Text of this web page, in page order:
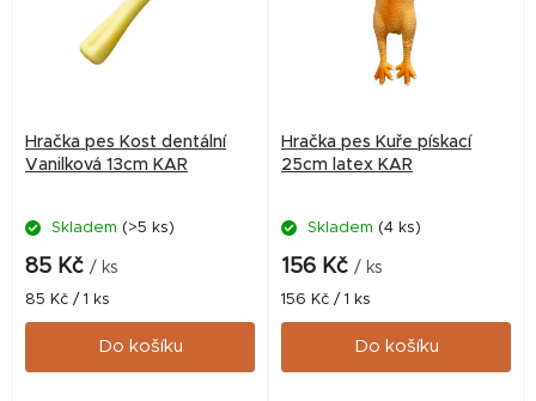
o
Hračka pes Kost dentální
Vanilková 13cm KAR
Skladem (>5 ks)
85 Kč / ks
Měrná
cena:
85 Kč / 1 ks
Do košíku
Hračka pes Kuře pískací
25cm latex KAR
Skladem (4 ks)
156 Kč / ks
Měrná
cena:
156 Kč / 1 ks
Do košíku